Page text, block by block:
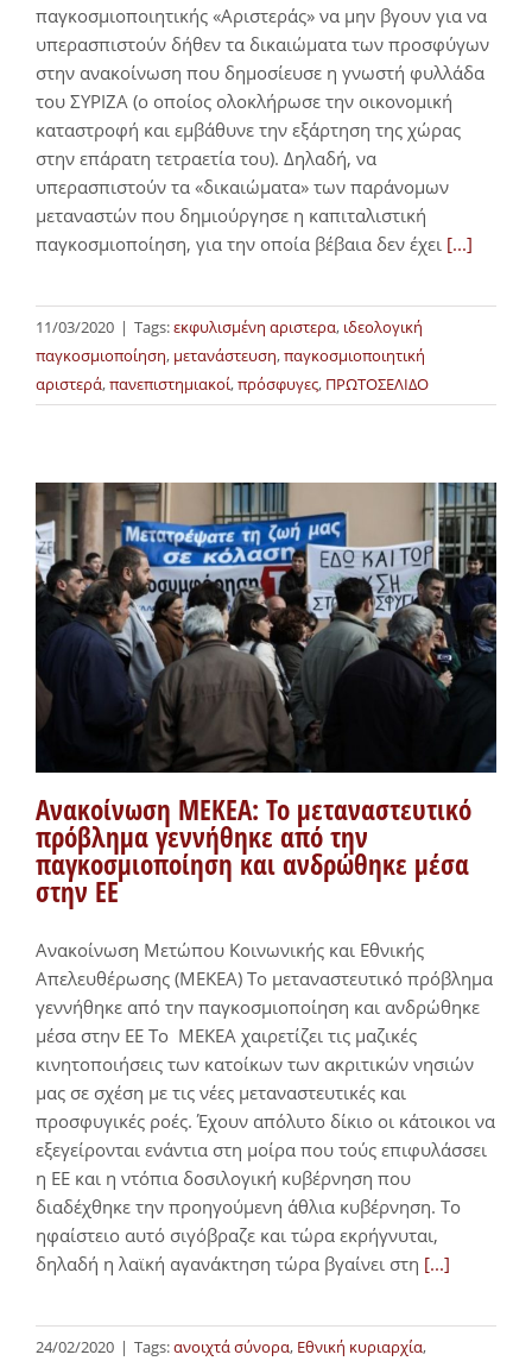
παγκοσμιοποιητικής «Αριστεράς» να μην βγουν για να
υπερασπιστούν δήθεν τα δικαιώματα των προσφύγων
στην ανακοίνωση που δημοσίευσε η γνωστή φυλλάδα
του ΣΥΡΙΖΑ (ο οποίος ολοκλήρωσε την οικονομική
καταστροφή και εμβάθυνε την εξάρτηση της χώρας
στην επάρατη τετραετία του). Δηλαδή, να
υπερασπιστούν τα «δικαιώματα» των παράνομων
μεταναστών που δημιούργησε η καπιταλιστική
παγκοσμιοποίηση, για την οποία βέβαια δεν έχει [...]
11/03/2020 | Tags:εκφυλισμένη αριστερα, ιδεολογική
παγκοσμιοποίηση, μετανάστευση,παγκοσμιοποιητική
αριστερά,πανεπιστημιακοί,πρόσφυγες, ΠΡΩΤΟΣΕΛΙΔΟ
Ανακοίνωση ΜΕΚΕΑ: Το μεταναστευτικό
πρόβλημα γεννήθηκε από την
παγκοσμιοποίηση και ανδρώθηκε μέσα
στην ΕΕ
Ανακοίνωση Μετώπου Κοινωνικής και Εθνικής
Απελευθέρωσης (ΜΕΚΕΑ) Το μεταναστευτικό πρόβλημα
γεννήθηκε από την παγκοσμιοποίηση και ανδρώθηκε
μέσα στην ΕΕ Το ΜΕΚΕΑ χαιρετίζει τις μαζικές
κινητοποιήσεις των κατοίκων των ακριτικών νησιών
μας σε σχέση με τις νέες μεταναστευτικές και
προσφυγικές ροές. Έχουν απόλυτο δίκιο οι κάτοικοι να
εξεγείρονται ενάντια στη μοίρα που τούς επιφυλάσσει
η ΕΕ και η ντόπια δοσιλογική κυβέρνηση που
διαδέχθηκε την προηγούμενη άθλια κυβέρνηση. Το
ηφαίστειο αυτό σιγόβραζε και τώρα εκρήγνυται,
δηλαδή η λαϊκή αγανάκτηση τώρα βγαίνει στη [...]
24/02/2020 | Tags:ανοιχτά σύνορα, Εθνική κυριαρχία,